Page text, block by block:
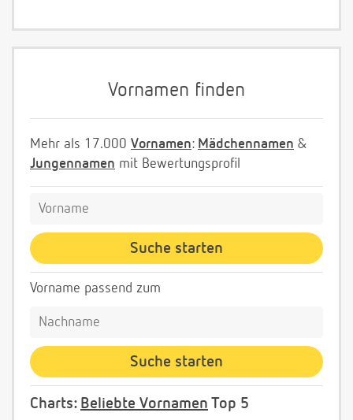
Vornamen finden
Mehr als 17.000 Vornamen: Mädchennamen &
Jungennamen mit Bewertungsprofil
Vorname passend zum
Charts: Beliebte Vornamen Top 5